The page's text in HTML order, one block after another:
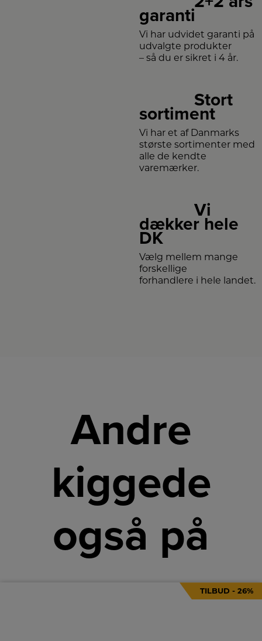
garanti
Vi har udvidet garanti på
udvalgte produkter
– så du er sikret i 4 år.
Stort
sortiment
Vi har et af Danmarks
største sortimenter med
alle de kendte
varemærker.
Vi
dækker hele
DK
Vælg mellem mange
forskellige
forhandlere i hele landet.
Andre
kiggede
også på
TILBUD - 26%